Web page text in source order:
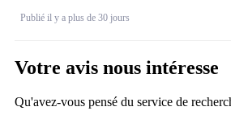
Publié il y a plus de 30 jours
Votre avis nous intéresse
Qu'avez-vous pensé du service de